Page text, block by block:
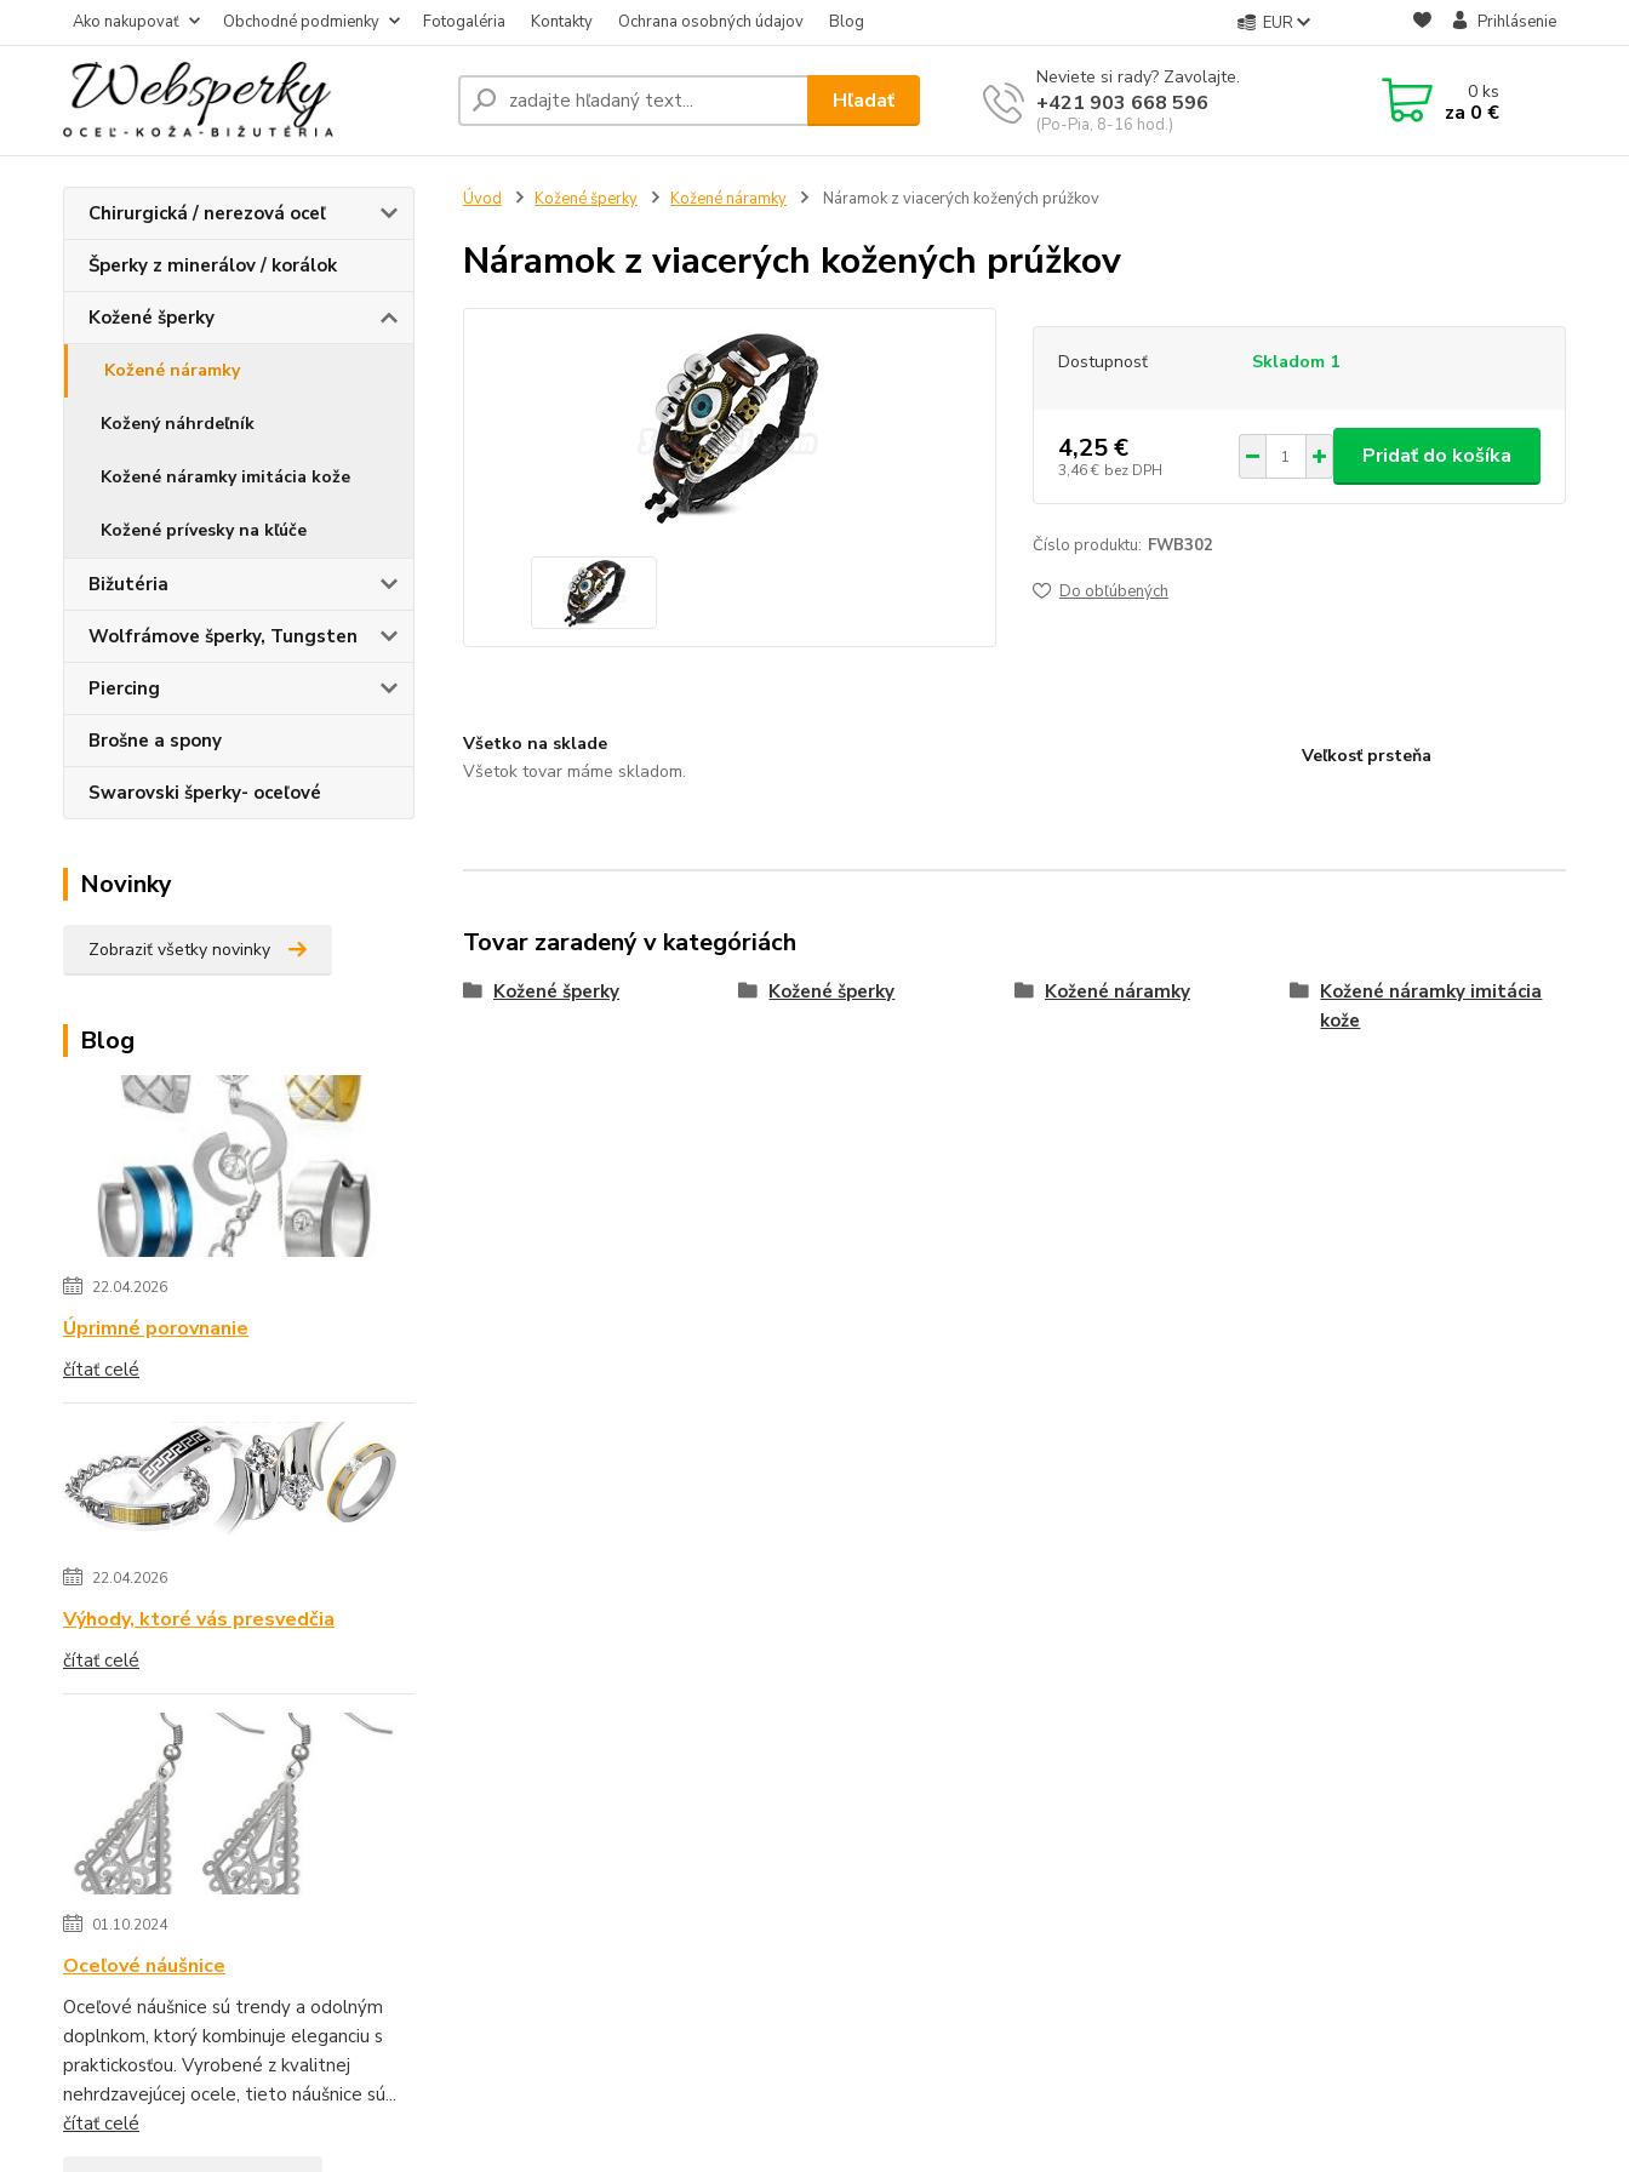
Ako nakupovať Obchodné podmienky Fotogaléria Kontakty Ochrana osobných údajov Blog EUR Prihlásenie
Hľadať
Neviete si rady? Zavolajte.
+421 903 668 596
(Po-Pia, 8-16 hod.)
0ks
za 0 €
Chirurgická / nerezová oceľ
Šperky z minerálov / korálok
Kožené šperky
Kožené náramky
Kožený náhrdeľník
Kožené náramky imitácia kože
Kožené prívesky na kľúče
Bižutéria
Wolfrámove šperky, Tungsten
Piercing
Brošne a spony
Swarovski šperky- oceľové
Novinky
Zobraziť všetky novinky
Blog
22.04.2026
Úprimné porovnanie
čítať celé
22.04.2026
Výhody, ktoré vás presvedčia
čítať celé
01.10.2024
Oceľové náušnice
Oceľové náušnice sú trendy a odolným
doplnkom, ktorý kombinuje eleganciu s
praktickosťou. Vyrobené z kvalitnej
nehrdzavejúcej ocele, tieto náušnice sú...
čítať celé
Úvod Kožené šperky Kožené náramky Náramok z viacerých kožených prúžkov
Náramok z viacerých kožených prúžkov
Dostupnosť Skladom 1
4,25 €
3,46 € bez DPH
Pridať do košíka
Číslo produktu: FWB302
Do obľúbených
Všetko na sklade
Všetok tovar máme skladom.
Veľkosť prsteňa
Tovar zaradený v kategóriách
Kožené šperky Kožené šperky Kožené náramky
Kožené náramky imitácia
kože